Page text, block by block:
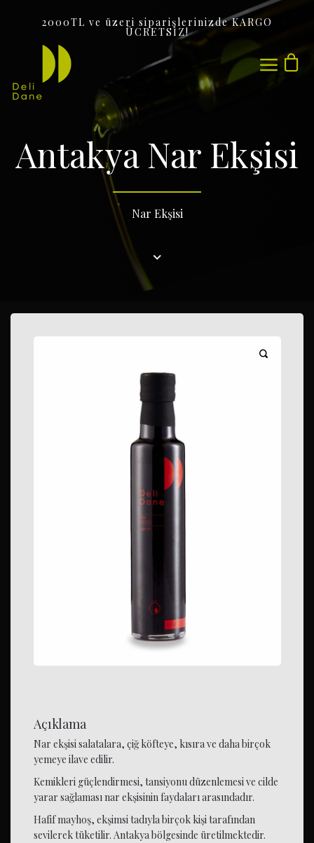
2000TL ve üzeri siparişlerinizde KARGO
ÜCRETSİZ!
Sepetinizde ürün bulunmuyor.
Antakya Nar Ekşisi
Nar Ekşisi
Açıklama
Nar ekşisi salatalara, çiğ köfteye, kısıra ve daha birçok
yemeye ilave edilir.
Kemikleri güçlendirmesi, tansiyonu düzenlemesi ve cilde
yarar sağlaması nar ekşisinin faydaları arasındadır.
Hafif mayhoş, ekşimsi tadıyla birçok kişi tarafından
sevilerek tüketilir. Antakya bölgesinde üretilmektedir.